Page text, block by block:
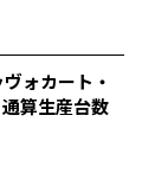
ォカート・
算生産台数